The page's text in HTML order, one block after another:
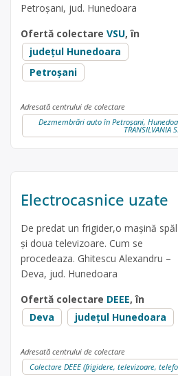
Petroșani, jud. Hunedoara
Ofertă colectare VSU, în
județul Hunedoara
Petroșani
Adresată centrului de colectare
Dezmembrări auto în Petroșani,
TRANSILVANIA
Electrocasnice uzate
De predat un frigider,o mașină
și doua televizoare. Cum se
procedeaza. Ghitescu Alexandru –
Deva, jud. Hunedoara
Ofertă colectare DEEE, în
Deva
județul Hunedoara
Adresată centrului de colectare
Colectare DEEE (frigidere, televizoare,